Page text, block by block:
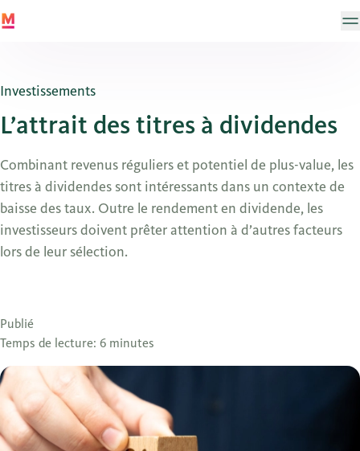
Investissements
L’attrait des titres à dividendes
Combinant revenus réguliers et potentiel de plus-value, les
titres à dividendes sont intéressants dans un contexte de
baisse des taux. Outre le rendement en dividende, les
investisseurs doivent prêter attention à d’autres facteurs
lors de leur sélection.
Publié
Temps de lecture: 6 minutes